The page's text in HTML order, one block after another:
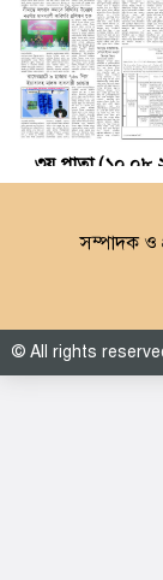
৩য় পাতা
সম্পাদক ও
© All rights